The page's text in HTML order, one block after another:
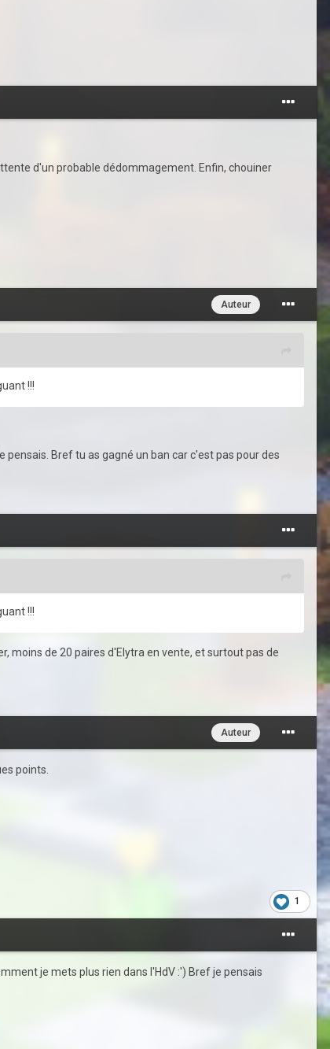
d'un probable dédommagement. Enfin, chouiner
Auteur
!!!
Bref tu as gagné un ban car c'est pas pour des
!!!
moins de 20 paires d'Elytra en vente, et surtout pas de
Auteur
points.
1
je mets plus rien dans l'HdV :') Bref je pensais